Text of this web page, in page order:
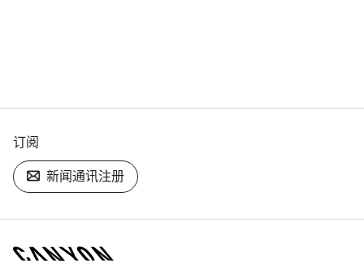
订阅
新闻通讯注册